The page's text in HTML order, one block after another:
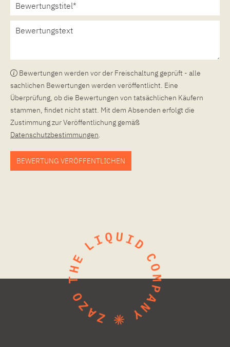
Bewertungen werden vor der Freischaltung geprüft - alle
sachlichen Bewertungen werden veröffentlicht. Eine
Überprüfung, ob die Bewertungen von tatsächlichen Käufern
stammen, findet nicht statt. Mit dem Absenden erfolgt die
Zustimmung zur Veröffentlichung gemäß
Datenschutzbestimmungen.
BEWERTUNG VERÖFFENTLICHEN